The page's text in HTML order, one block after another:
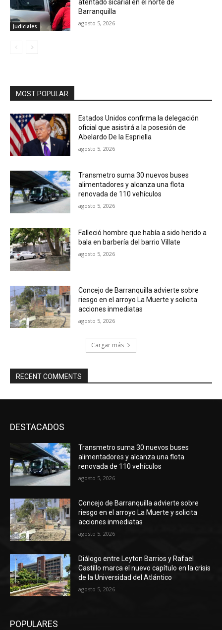
Judiciales
atentado sicarial en el norte de
Barranquilla
agosto 5, 2026
MOST POPULAR
Estados Unidos confirma la delegación
oficial que asistirá a la posesión de
Abelardo De la Espriella
agosto 5, 2026
Transmetro suma 30 nuevos buses
alimentadores y alcanza una flota
renovada de 110 vehículos
agosto 5, 2026
Falleció hombre que había a sido herido a
bala en barbería del barrio Villate
agosto 5, 2026
Concejo de Barranquilla advierte sobre
riesgo en el arroyo La Muerte y solicita
acciones inmediatas
agosto 5, 2026
Cargar más
RECENT COMMENTS
DESTACADOS
Transmetro suma 30 nuevos buses
alimentadores y alcanza una flota
renovada de 110 vehículos
agosto 5, 2026
Concejo de Barranquilla advierte sobre
riesgo en el arroyo La Muerte y solicita
acciones inmediatas
agosto 5, 2026
Diálogo entre Leyton Barrios y Rafael
Castillo marca el nuevo capítulo en la crisis
de la Universidad del Atlántico
agosto 5, 2026
POPULARES